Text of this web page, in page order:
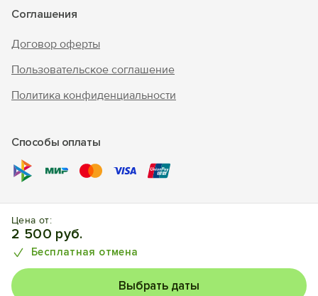
Цена от:
2 500 руб.
Бесплатная отмена
Выбрать даты
Соглашения
Договор оферты
Пользовательское соглашение
Политика конфиденциальности
Способы оплаты
защищены, торговый знак Nº1025240.
отелей, квартир, домов.